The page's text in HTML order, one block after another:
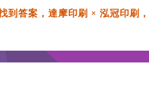
到答案，達摩印刷 × 泓冠印刷